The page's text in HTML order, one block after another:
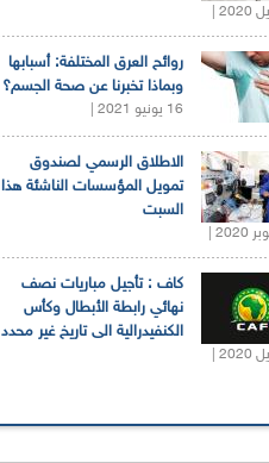
روائح العرق المختلفة: أسبابها
وبماذا تخبرنا عن صحة الجسم؟
16 يونيو 2021 |
الاطلاق الرسمي لصندوق
تمويل المؤسسات الناشئة هذا
السبت
كاف : تأجيل مباريات نصف
نهائي رابطة الأبطال وكأس
الكنفيدرالية الى تاريخ غير محدد